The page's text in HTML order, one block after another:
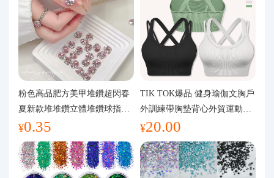
粉色高品肥方美甲堆鑽超閃春
夏新款堆堆鑽立體堆鑽球指甲
裝飾品
¥0.35
TIK TOK爆品 健身瑜伽文胸戶
外訓練帶胸墊背心外貿運動瑜
伽服女
¥20.00